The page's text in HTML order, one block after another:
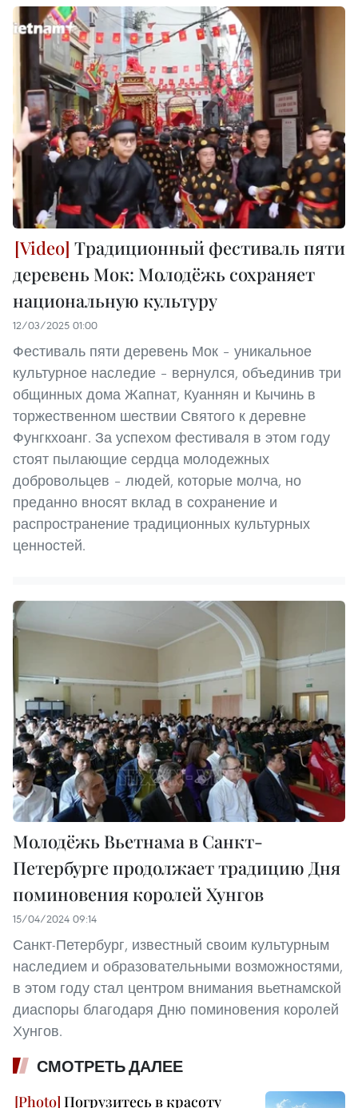
Традиционный фестиваль пяти
деревень Мок: Молодёжь сохраняет
национальную культуру
12/03/2025 01:00
Фестиваль пяти деревень Мок – уникальное
культурное наследие – вернулся, объединив три
общинных дома Жапнат, Куаннян и Кычинь в
торжественном шествии Святого к деревне
Фунгкхоанг. За успехом фестиваля в этом году
стоят пылающие сердца молодежных
добровольцев – людей, которые молча, но
преданно вносят вклад в сохранение и
распространение традиционных культурных
ценностей.
Молодёжь Вьетнама в Санкт-
Петербурге продолжает традицию Дня
поминовения королей Хунгов
15/04/2024 09:14
Санкт-Петербург, известный своим культурным
наследием и образовательными возможностями,
в этом году стал центром внимания вьетнамской
диаспоры благодаря Дню поминовения королей
Хунгов.
СМОТРЕТЬ ДАЛЕЕ
Погрузитесь в красоту